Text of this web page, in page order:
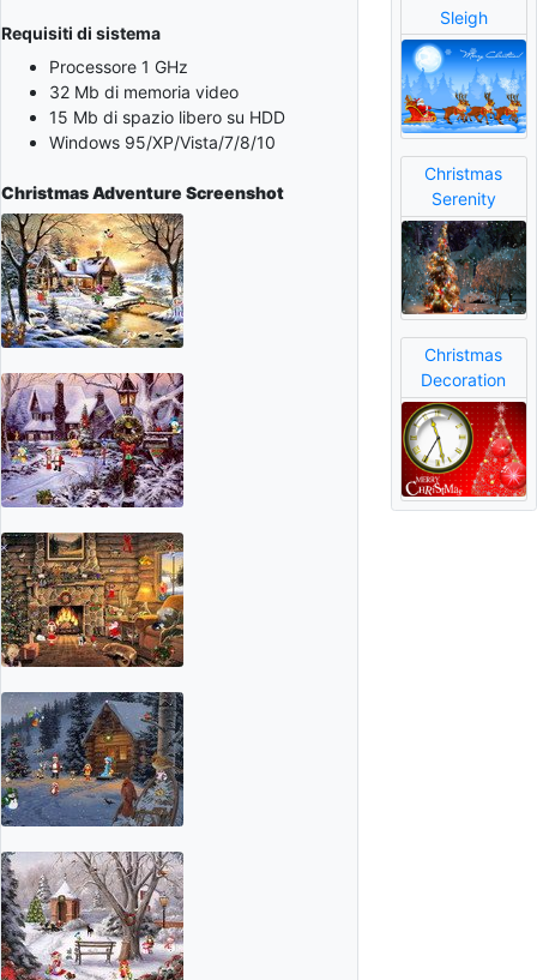
Requisiti di sistema
Processore 1 GHz
32 Mb di memoria video
15 Mb di spazio libero su HDD
Windows 95/XP/Vista/7/8/10
Christmas Adventure Screenshot
Sleigh
Christmas
Serenity
Christmas
Decoration